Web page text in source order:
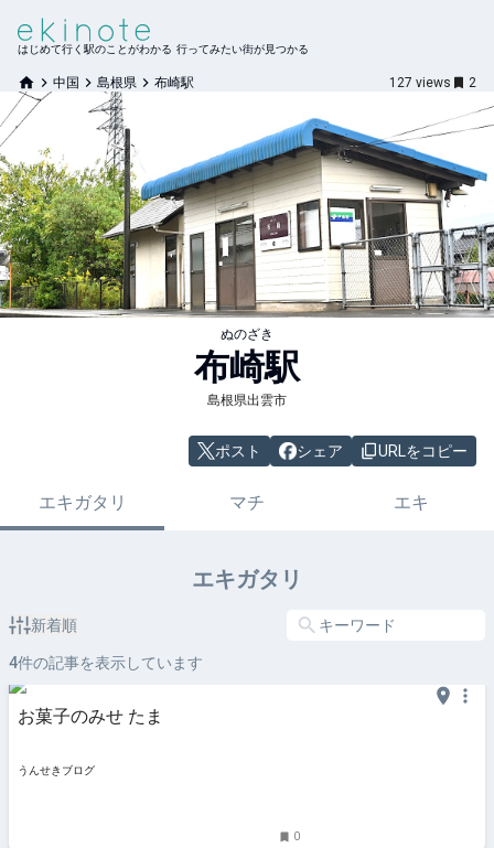
はじめて行く駅のことがわかる 行ってみたい街が見つかる
中国 島根県 布崎駅 127 views 2
ぬのざき
布崎駅
島根県出雲市
ポスト シェア URLをコピー
エキガタリ マチ エキ
エキガタリ
新着順
4件の記事を表示しています
お菓子のみせ たま
うんせきブログ
0